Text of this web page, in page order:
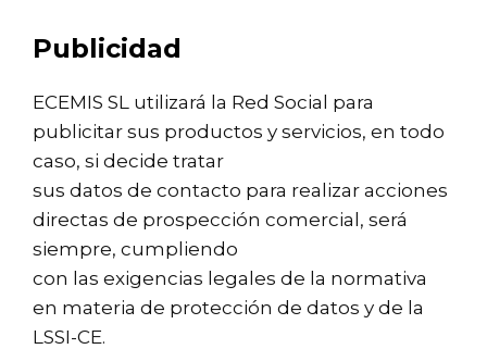
Publicidad
ECEMIS SL utilizará la Red Social para
publicitar sus productos y servicios, en todo
caso, si decide tratar
sus datos de contacto para realizar acciones
directas de prospección comercial, será
siempre, cumpliendo
con las exigencias legales de la normativa
en materia de protección de datos y de la
LSSI-CE.